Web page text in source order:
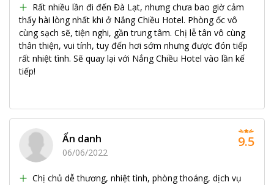
Rất nhiều lần đi đến Đà Lạt, nhưng chưa bao giờ cảm
thấy hài lòng nhất khi ở Nắng Chiều Hotel. Phòng ốc vô
cùng sạch sẽ, tiện nghi, gần trung tâm. Chị lễ tân vô cùng
thân thiện, vui tính, tuy đến hơi sớm nhưng được đón tiếp
rất nhiệt tình. Sẽ quay lại với Nắng Chiều Hotel vào lần kế
tiếp!
Ẩn danh
06/06/2022
Chị chủ dễ thương, nhiệt tình, phòng thoáng, dịch vụ
9.5